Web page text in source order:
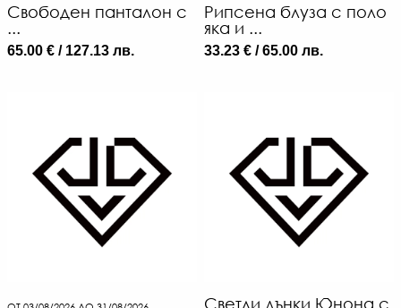
Свободен панталон с
...
65.00 € / 127.13 лв.
Рипсена блуза с поло
яка и ...
33.23 € / 65.00 лв.
Светли дънки Юнона с